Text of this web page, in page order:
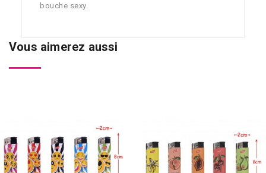
bouche sexy.
Vous aimerez aussi